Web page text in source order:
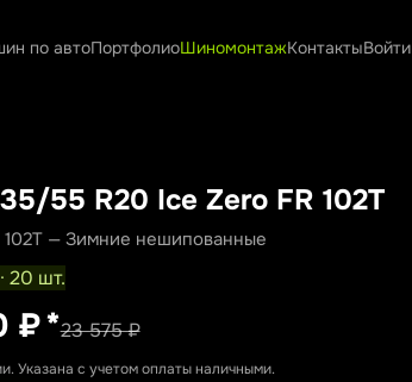
по автоПортфолиоШиномонтажКонтактыВойти
55 R20 Ice Zero FR 102T
— Зимние нешипованные
20 шт.
₽*23 575 ₽
Указана с учетом оплаты наличными.